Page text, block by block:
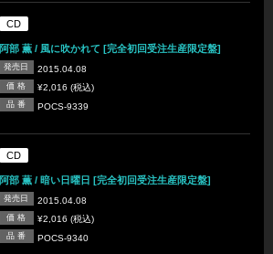
CD
阿部 薫 / 風に吹かれて [完全初回受注生産限定盤]
発売日 2015.04.08
価 格 ¥2,016 (税込)
品 番 POCS-9339
CD
阿部 薫 / 暗い日曜日 [完全初回受注生産限定盤]
発売日 2015.04.08
価 格 ¥2,016 (税込)
品 番 POCS-9340